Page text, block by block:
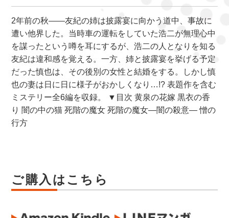
2年前の秋――友紀の姉は披露宴に向かう道中、事故に
遭い他界した。当時車の運転をしていた浩二が無理心中
を謀ったという噂を耳にするが、浩二の人となりを知る
友紀は違和感を覚える。一方、姉と披露宴を挙げる予定
だった慎也は、その後別の女性と結婚をする。しかし慎
也の妻は日に日に様子がおかしくなり…!? 表題作を含む
ミステリー全6編を収録。 ▼目次 黄泉の花嫁 黒衣の香
り 闇の中の猫 死階の魔女 死階の魔女―闇の殺意― 憎の
行方
ご購入はこちら